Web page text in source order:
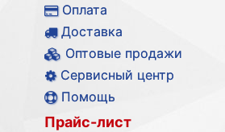
Оплата
Доставка
Оптовые продажи
Сервисный центр
Помощь
Прайс-лист